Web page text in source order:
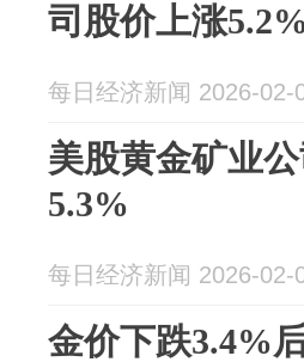
司股价上涨
每日经济新闻 2026-02-
美股黄金矿业
5.3%
每日经济新闻 2026-02-
金价下跌3.4%